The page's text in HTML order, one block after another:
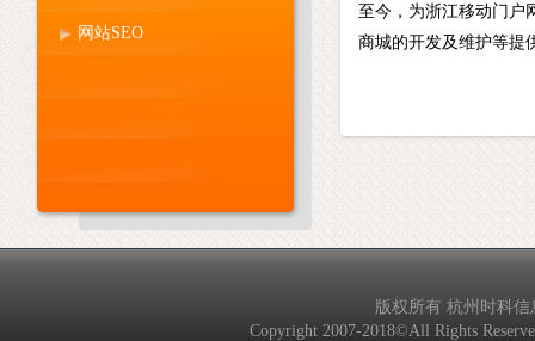
网站SEO
至今，为浙江移动门户
商城的开发及维护等提
版权所有 杭州时科信
Copyright 2007-2018©All Rights